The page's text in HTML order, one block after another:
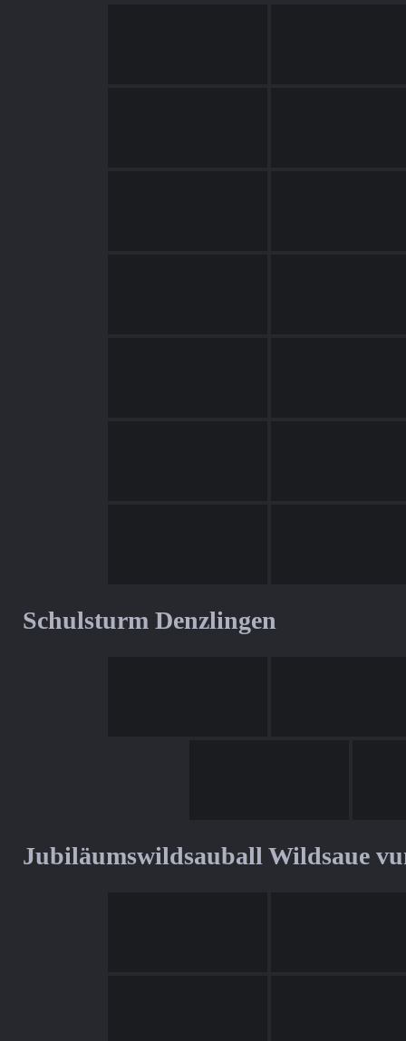
Schulsturm Denzlingen
Jubiläumswildsauball Wildsaue